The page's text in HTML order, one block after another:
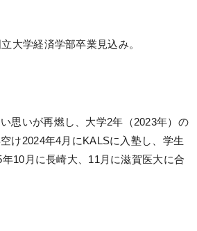
スランプ克服法
大学経済学部卒業見込み。
思いが再燃し、大学2年（2023年）の
け2024年4月にKALSに入塾し、学生
10月に長崎大、11月に滋賀医大に合